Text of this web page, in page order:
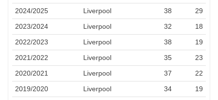
2024/2025
Liverpool 38
29
2023/2024
Liverpool 32
18
2022/2023
Liverpool 38
19
2021/2022
Liverpool 35
23
2020/2021
Liverpool 37
22
2019/2020
Liverpool 34
19